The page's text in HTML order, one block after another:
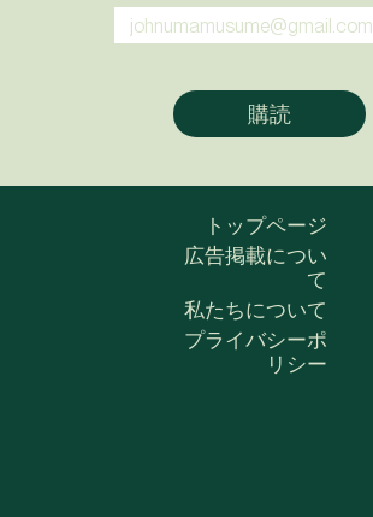
トップページ
広告掲載につい
て
私たちについて
プライバシーポ
リシー